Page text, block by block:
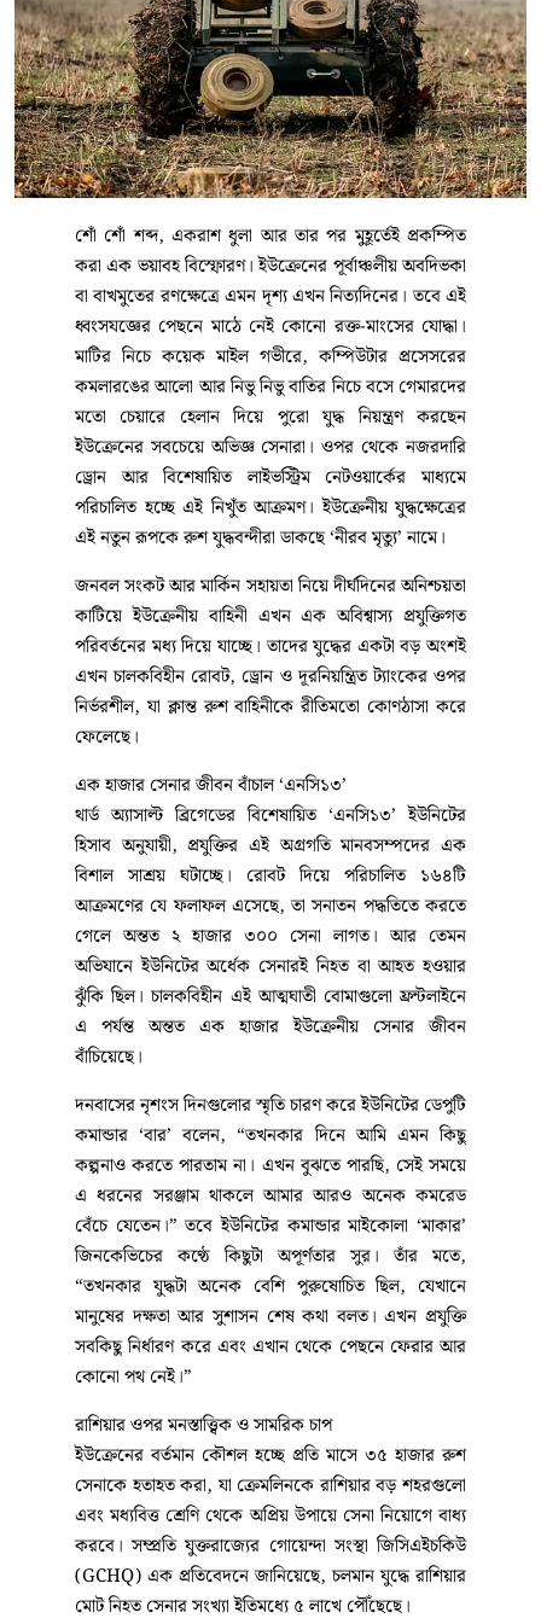
শোঁ শোঁ শব্দ, একরাশ ধুলা আর তার পর মুহূর্তেই প্রকম্পিত
করা এক ভয়াবহ বিস্ফোরণ। ইউক্রেনের পূর্বাঞ্চলীয় অবদিভকা
বা বাখমুতের রণক্ষেত্রে এমন দৃশ্য এখন নিত্যদিনের। তবে এই
ধ্বংসযজ্ঞের পেছনে মাঠে নেই কোনো রক্ত-মাংসের যোদ্ধা।
মাটির নিচে কয়েক মাইল গভীরে, কম্পিউটার প্রসেসরের
কমলারঙের আলো আর নিভু নিভু বাতির নিচে বসে গেমারদের
মতো চেয়ারে হেলান দিয়ে পুরো যুদ্ধ নিয়ন্ত্রণ করছেন
ইউক্রেনের সবচেয়ে অভিজ্ঞ সেনারা। ওপর থেকে নজরদারি
ড্রোন আর বিশেষায়িত লাইভস্ট্রিম নেটওয়ার্কের মাধ্যমে
পরিচালিত হচ্ছে এই নিখুঁত আক্রমণ। ইউক্রেনীয় যুদ্ধক্ষেত্রের
এই নতুন রূপকে রুশ যুদ্ধবন্দীরা ডাকছে ‘নীরব মৃত্যু’ নামে।
জনবল সংকট আর মার্কিন সহায়তা নিয়ে দীর্ঘদিনের অনিশ্চয়তা
কাটিয়ে ইউক্রেনীয় বাহিনী এখন এক অবিশ্বাস্য প্রযুক্তিগত
পরিবর্তনের মধ্য দিয়ে যাচ্ছে। তাদের যুদ্ধের একটা বড় অংশই
এখন চালকবিহীন রোবট, ড্রোন ও দূরনিয়ন্ত্রিত ট্যাংকের ওপর
নির্ভরশীল, যা ক্লান্ত রুশ বাহিনীকে রীতিমতো কোণঠাসা করে
ফেলেছে।
এক হাজার সেনার জীবন বাঁচাল ‘এনসি১৩’
থার্ড অ্যাসাল্ট ব্রিগেডের বিশেষায়িত ‘এনসি১৩’ ইউনিটের
হিসাব অনুযায়ী, প্রযুক্তির এই অগ্রগতি মানবসম্পদের এক
বিশাল সাশ্রয় ঘটাচ্ছে। রোবট দিয়ে পরিচালিত ১৬৪টি
আক্রমণের যে ফলাফল এসেছে, তা সনাতন পদ্ধতিতে করতে
গেলে অন্তত ২ হাজার ৩০০ সেনা লাগত। আর তেমন
অভিযানে ইউনিটের অর্ধেক সেনারই নিহত বা আহত হওয়ার
ঝুঁকি ছিল। চালকবিহীন এই আত্মঘাতী বোমাগুলো ফ্রন্টলাইনে
এ পর্যন্ত অন্তত এক হাজার ইউক্রেনীয় সেনার জীবন
বাঁচিয়েছে।
দনবাসের নৃশংস দিনগুলোর স্মৃতি চারণ করে ইউনিটের ডেপুটি
কমান্ডার ‘বার’ বলেন, “তখনকার দিনে আমি এমন কিছু
কল্পনাও করতে পারতাম না। এখন বুঝতে পারছি, সেই সময়ে
এ ধরনের সরঞ্জাম থাকলে আমার আরও অনেক কমরেড
বেঁচে যেতেন।” তবে ইউনিটের কমান্ডার মাইকোলা ‘মাকার’
জিনকেভিচের কণ্ঠে কিছুটা অপূর্ণতার সুর। তাঁর মতে,
“তখনকার যুদ্ধটা অনেক বেশি পুরুষোচিত ছিল, যেখানে
মানুষের দক্ষতা আর সুশাসন শেষ কথা বলত। এখন প্রযুক্তি
সবকিছু নির্ধারণ করে এবং এখান থেকে পেছনে ফেরার আর
কোনো পথ নেই।”
রাশিয়ার ওপর মনস্তাত্ত্বিক ও সামরিক চাপ
ইউক্রেনের বর্তমান কৌশল হচ্ছে প্রতি মাসে ৩৫ হাজার রুশ
সেনাকে হতাহত করা, যা ক্রেমলিনকে রাশিয়ার বড় শহরগুলো
এবং মধ্যবিত্ত শ্রেণি থেকে অপ্রিয় উপায়ে সেনা নিয়োগে বাধ্য
করবে। সম্প্রতি যুক্তরাজ্যের গোয়েন্দা সংস্থা জিসিএইচকিউ
(GCHQ) এক প্রতিবেদনে জানিয়েছে, চলমান যুদ্ধে রাশিয়ার
মোট নিহত সেনার সংখ্যা ইতিমধ্যে ৫ লাখে পৌঁছেছে।